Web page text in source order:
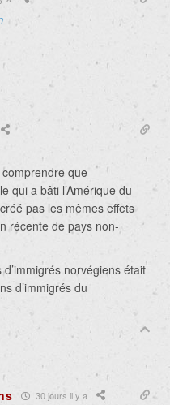
que
qui a bâti l’Amérique du
pas les mêmes effets
récente de pays non-
norvégiens était
d’immigrés du
30 jours il y a